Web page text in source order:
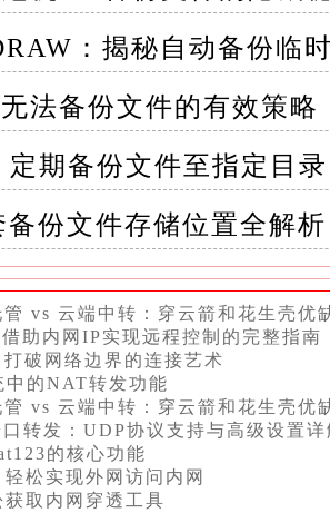
右侧的“高级设置”来调整备份
（以EaseUS Todo Backup为
Todo Backup
- 打开软件，点击“备份”>“
击“添加目录”或“添加文件”
域，点击下拉箭头，选择您的
- 点击界面下方的“计划”，设
连接时触发备份
查所有设置无误后，点击“开
：揭秘自动备份临
法备份文件的有效策略
期备份文件至指定目录
备份文件存储位置全解析
vs 云端中转：穿云箭和花生壳优
助内网IP实现远程控制的完整指南
破网络边界的连接艺术
的NAT转发功能
vs 云端中转：穿云箭和花生壳优
转发：UDP协议支持与高级设置详
的核心功能
松实现外网访问内网
取内网穿透工具